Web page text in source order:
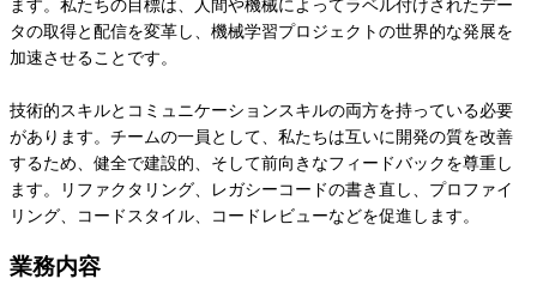
ます。私たちの目標は、人間や機械によってラベル付けされたデー
タの取得と配信を変革し、機械学習プロジェクトの世界的な発展を
加速させることです。
技術的スキルとコミュニケーションスキルの両方を持っている必要
があります。チームの一員として、私たちは互いに開発の質を改善
するため、健全で建設的、そして前向きなフィードバックを尊重し
ます。リファクタリング、レガシーコードの書き直し、プロファイ
リング、コードスタイル、コードレビューなどを促進します。
業務内容